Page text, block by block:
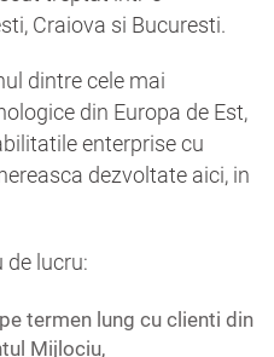
Craiova si Bucuresti.
dintre cele mai
din Europa de Est,
enterprise cu
dezvoltate aici, in
de lucru:
termen lung cu clienti din
Mijlociu,